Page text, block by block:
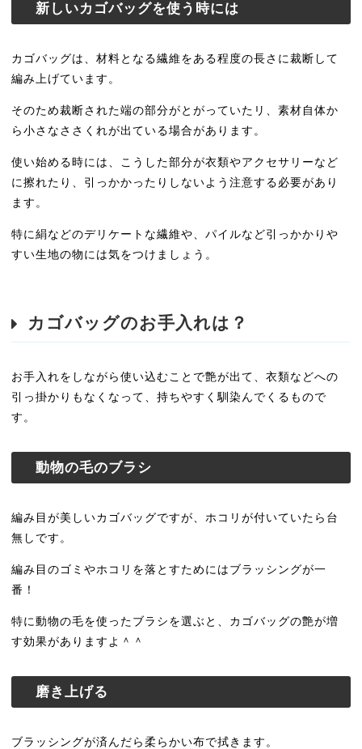
新しいカゴバッグを使う時には
カゴバッグは、材料となる繊維をある程度の長さに裁断して
編み上げています。
そのため裁断された端の部分がとがっていたリ、素材自体か
ら小さなささくれが出ている場合があります。
使い始める時には、こうした部分が衣類やアクセサリーなど
に擦れたり、引っかかったりしないよう注意する必要があり
ます。
特に絹などのデリケートな繊維や、パイルなど引っかかりや
すい生地の物には気をつけましょう。
カゴバッグのお手入れは？
お手入れをしながら使い込むことで艶が出て、衣類などへの
引っ掛かりもなくなって、持ちやすく馴染んでくるもので
す。
動物の毛のブラシ
編み目が美しいカゴバッグですが、ホコリが付いていたら台
無しです。
編み目のゴミやホコリを落とすためにはブラッシングが一
番！
特に動物の毛を使ったブラシを選ぶと、カゴバッグの艶が増
す効果がありますよ＾＾
磨き上げる
ブラッシングが済んだら柔らかい布で拭きます。